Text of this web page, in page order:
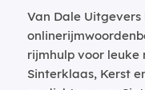
Van Dale
rijmhulp voor leuke
Sinterklaas, Kerst